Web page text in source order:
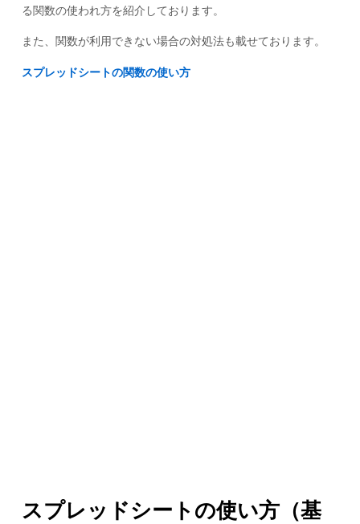
る関数の使われ方を紹介しております。
また、関数が利用できない場合の対処法も載せております。
スプレッドシートの関数の使い方
スプレッドシートの使い方（基